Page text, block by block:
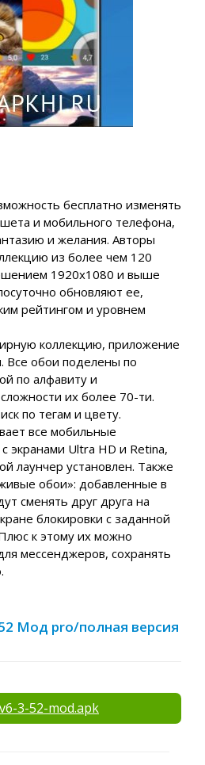
бесплатно изменять
и мобильного телефона,
и желания. Авторы
из более чем 120
1920x1080 и выше
обновляют ее,
рейтингом и уровнем
коллекцию, приложение
Все обои поделены по
по алфавиту и
их более 70-ти.
по тегам и цвету.
все мобильные
экранами Ultra HD и Retina,
лаунчер установлен. Также
обои»: добавленные в
сменять друг друга на
блокировки с заданной
к этому их можно
мессенджеров, сохранять
Мод pro/полная версия
3-52-mod.apk